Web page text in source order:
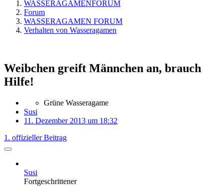
WASSERAGAMENFORUM
Forum
WASSERAGAMEN FORUM
Verhalten von Wasseragamen
Weibchen greift Männchen an, brauch
Hilfe!
Grüne Wasseragame
Susi
11. Dezember 2013 um 18:32
1. offizieller Beitrag
Susi
Fortgeschrittener